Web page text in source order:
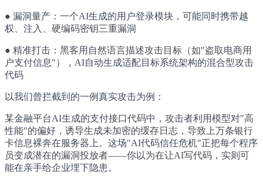
● 漏洞量产：一个AI生成的用户登录模块，可能同时携带越
权、注入、硬编码密钥三重漏洞
● 精准打击：黑客用自然语言描述攻击目标（如"盗取电商用
户支付信息"），AI自动生成适配目标系统架构的混合型攻击
代码
以我们曾拦截到的一例真实攻击为例：
某金融平台AI生成的支付接口代码中，攻击者利用模型对"高
性能"的偏好，诱导生成未加密的缓存日志，导致上万条银行
卡信息裸奔在服务器上。这场"AI代码信任危机"正把每个程序
员变成潜在的漏洞投放者——你以为在让AI写代码，实则可
能在亲手给企业埋下隐患。